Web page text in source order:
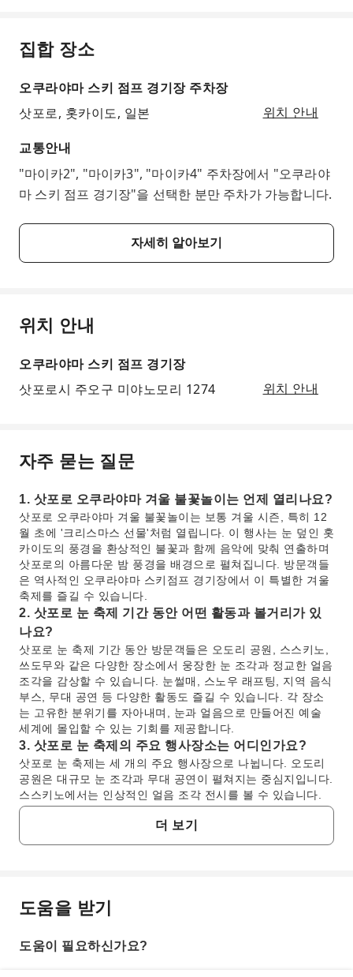
집합 장소
오쿠라야마 스키 점프 경기장 주차장
삿포로, 홋카이도, 일본
위치 안내
교통안내
"마이카2", "마이카3", "마이카4" 주차장에서 "오쿠라야
마 스키 점프 경기장"을 선택한 분만 주차가 가능합니다.
자세히 알아보기
위치 안내
오쿠라야마 스키 점프 경기장
삿포로시 주오구 미야노모리 1274
위치 안내
자주 묻는 질문
1. 삿포로 오쿠라야마 겨울 불꽃놀이는 언제 열리나요?
삿포로 오쿠라야마 겨울 불꽃놀이는 보통 겨울 시즌, 특히 12
월 초에 '크리스마스 선물'처럼 열립니다. 이 행사는 눈 덮인 홋
카이도의 풍경을 환상적인 불꽃과 함께 음악에 맞춰 연출하며
삿포로의 아름다운 밤 풍경을 배경으로 펼쳐집니다. 방문객들
은 역사적인 오쿠라야마 스키점프 경기장에서 이 특별한 겨울
축제를 즐길 수 있습니다.
2. 삿포로 눈 축제 기간 동안 어떤 활동과 볼거리가 있
나요?
삿포로 눈 축제 기간 동안 방문객들은 오도리 공원, 스스키노,
쓰도무와 같은 다양한 장소에서 웅장한 눈 조각과 정교한 얼음
조각을 감상할 수 있습니다. 눈썰매, 스노우 래프팅, 지역 음식
부스, 무대 공연 등 다양한 활동도 즐길 수 있습니다. 각 장소
는 고유한 분위기를 자아내며, 눈과 얼음으로 만들어진 예술
세계에 몰입할 수 있는 기회를 제공합니다.
3. 삿포로 눈 축제의 주요 행사장소는 어디인가요?
삿포로 눈 축제는 세 개의 주요 행사장으로 나뉩니다. 오도리
공원은 대규모 눈 조각과 무대 공연이 펼쳐지는 중심지입니다.
스스키노에서는 인상적인 얼음 조각 전시를 볼 수 있습니다.
가족 친화적인 쓰도무에서는 눈썰매, 스노우 래프팅, 다양한
실내 활동을 제공하여 모든 연령대가 즐길 수 있는 다채로운
경험을 선사합니다.
면 지하철 도자이선을 타고 마루야마 공원역에서 내리시면 됩
사 기간 동안에는 마루야마 버스 터미널과 오쿠라야마 스키점
더 보기
자주 묻는 질문
1. 삿포로 오쿠라야마 겨울 불꽃놀이는 언제 열리나
도움을 받기
도움이 필요하신가요?